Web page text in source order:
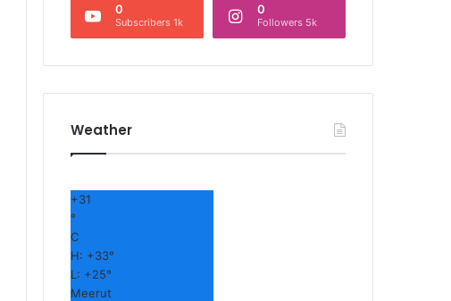
0
Subscribers 1k
0
Followers 5k
Weather
+31
°
C
H: +33°
L: +25°
Meerut